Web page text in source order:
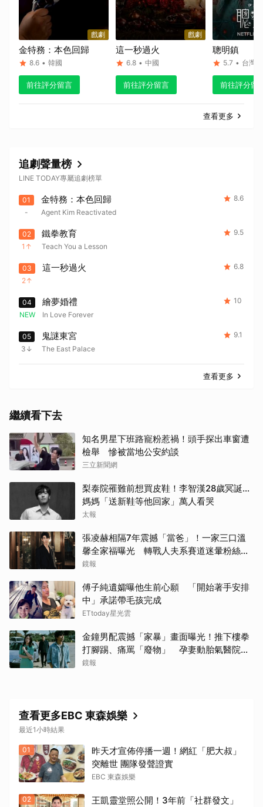
戲劇
金特務：本色回歸
8.6 • 韓國
前往評分留言
戲劇
這一秒過火
6.8 • 中國
前往評分留言
聰明鎮
5.7 • 台灣
前往評分留
查看更多
追劇聲量榜
LINE TODAY專屬追劇榜單
01
-
金特務：本色回歸
Agent Kim Reactivated
8.6
02
1
鐵拳教育
Teach You a Lesson
9.5
03
2
這一秒過火 6.8
04
NEW
繪夢婚禮
In Love Forever
10
05
3
鬼謎東宮
The East Palace
9.1
查看更多
繼續看下去
知名男星下班路寵粉惹禍！頭手探出車窗遭
檢舉 慘被當地公安約談
三立新聞網
梨泰院罹難前想買皮鞋！李智漢28歲冥誕…
媽媽「送新鞋等他回家」萬人看哭
太報
張凌赫相隔7年震撼「當爸」！一家三口溫
馨全家福曝光 轉戰人夫系賽道迷暈粉絲嗨
喊：直接結婚
鏡報
傅子純遺孀曝他生前心願 「開始著手安排
中」承諾帶毛孩完成
ETtoday星光雲
金鐘男配震撼「家暴」畫面曝光！推下樓拳
打腳踢、痛罵「廢物」 孕妻動胎氣醫院爆
激烈衝突
鏡報
查看更多EBC 東森娛樂
最近1小時結果
01
昨天才宣佈停播一週！網紅「肥大叔」
突離世 團隊發聲證實
EBC 東森娛樂
02
王凱靈堂照公開！3年前「社群發文」